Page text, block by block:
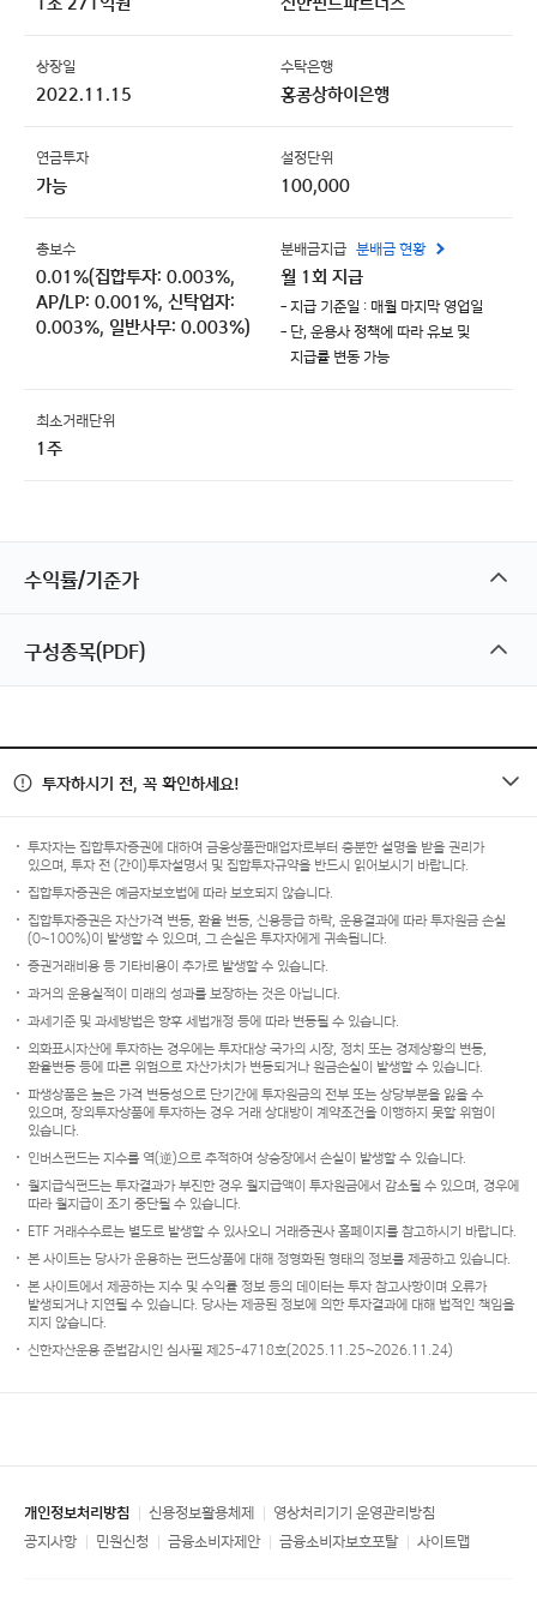
상장일
2022.11.15
수탁은행
홍콩상하이은행
연금투자
가능
설정단위
100,000
총보수
0.01%(집합투자: 0.003%,
AP/LP: 0.001%, 신탁업자:
0.003%, 일반사무: 0.003%)
분배금지급 분배금 현황
월 1회 지급
- 지급 기준일 : 매월 마지막 영업일
- 단, 운용사 정책에 따라 유보 및
지급률 변동 가능
최소거래단위
1주
수익률/기준가
구성종목(PDF)
투자하시기 전, 꼭 확인하세요!
투자자는 집합투자증권에 대하여 금융상품판매업자로부터 충분한 설명을 받을 권리가
있으며, 투자 전 (간이)투자설명서 및 집합투자규약을 반드시 읽어보시기 바랍니다.
집합투자증권은 예금자보호법에 따라 보호되지 않습니다.
집합투자증권은 자산가격 변동, 환율 변동, 신용등급 하락, 운용결과에 따라 투자원금 손실
(0~100%)이 발생할 수 있으며, 그 손실은 투자자에게 귀속됩니다.
증권거래비용 등 기타비용이 추가로 발생할 수 있습니다.
과거의 운용실적이 미래의 성과를 보장하는 것은 아닙니다.
과세기준 및 과세방법은 향후 세법개정 등에 따라 변동될 수 있습니다.
외화표시자산에 투자하는 경우에는 투자대상 국가의 시장, 정치 또는 경제상황의 변동,
환율변동 등에 따른 위험으로 자산가치가 변동되거나 원금손실이 발생할 수 있습니다.
파생상품은 높은 가격 변동성으로 단기간에 투자원금의 전부 또는 상당부분을 잃을 수
있으며, 장외투자상품에 투자하는 경우 거래 상대방이 계약조건을 이행하지 못할 위험이
있습니다.
인버스펀드는 지수를 역(逆)으로 추적하여 상승장에서 손실이 발생할 수 있습니다.
월지급식펀드는 투자결과가 부진한 경우 월지급액이 투자원금에서 감소될 수 있으며, 경우에
따라 월지급이 조기 중단될 수 있습니다.
ETF 거래수수료는 별도로 발생할 수 있사오니 거래증권사 홈페이지를 참고하시기 바랍니다.
본 사이트는 당사가 운용하는 펀드상품에 대해 정형화된 형태의 정보를 제공하고 있습니다.
본 사이트에서 제공하는 지수 및 수익률 정보 등의 데이터는 투자 참고사항이며 오류가
발생되거나 지연될 수 있습니다. 당사는 제공된 정보에 의한 투자결과에 대해 법적인 책임을
지지 않습니다.
신한자산운용 준법감시인 심사필 제25-4718호(2025.11.25~2026.11.24)
개인정보처리방침 신용정보활용체제
영상처리기기 운영관리방침
공지사항
민원신청 금융소비자제안 금융소비자보호포탈 사이트맵